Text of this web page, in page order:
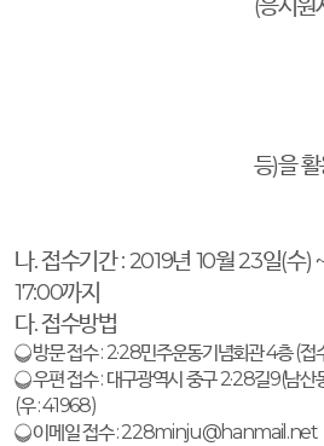
(응시원
등)을
나.접수기간: 2019년 10월23일(수)
17:00까지
다.접수방법
❍방문 접수: 2·28민주운동기념회관4층(접
❍우편 접수: 대구광역시 중구2·28길9(남산
(우: 41968)
❍이메일 접수: 228minju@hanmail.net